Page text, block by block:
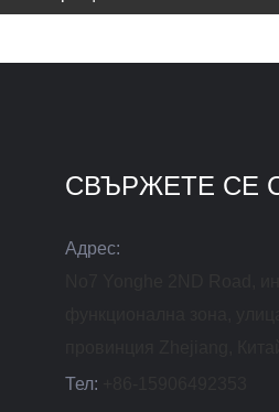
СВЪРЖЕТЕ СЕ
Адрес:
Тел: